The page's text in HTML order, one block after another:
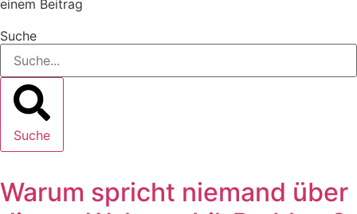
einem Beitrag
Suche
Suche
Warum spricht niemand über